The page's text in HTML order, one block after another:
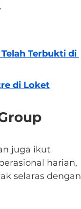
Terbukti di
di Loket
juga ikut
harian,
selaras dengan